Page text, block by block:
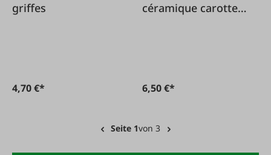
griffes
4,70 €*
céramique carotte,
6,50 €*
Seite 1von 3